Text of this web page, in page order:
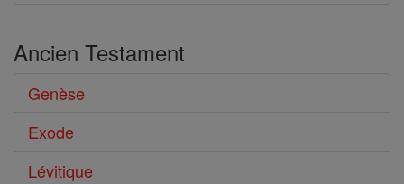
Ancien Testament
Genèse
Exode
Lévitique